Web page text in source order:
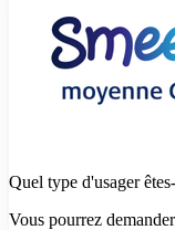
Quel type d'usager
Vous pourrez